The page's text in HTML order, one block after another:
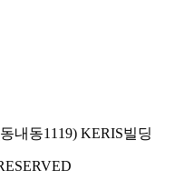
내동1119) KERIS빌딩